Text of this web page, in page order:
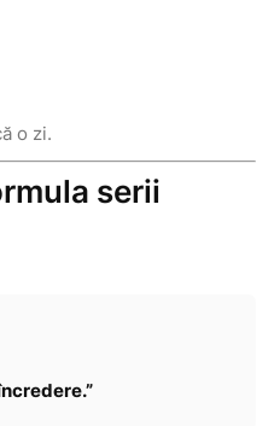
o zi.
serii